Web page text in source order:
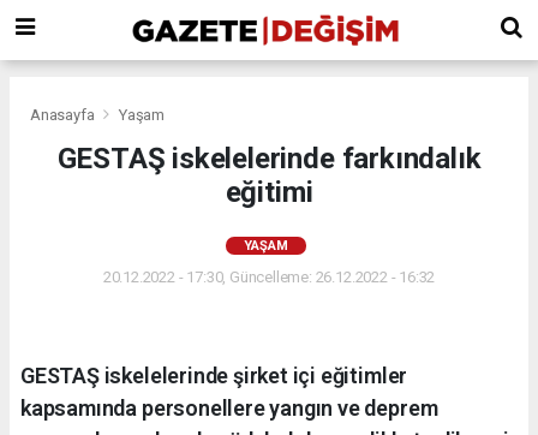
Anasayfa Yaşam
GESTAŞ iskelelerinde farkındalık
eğitimi
YAŞAM
20.12.2022 - 17:30, Güncelleme: 26.12.2022 - 16:32
GESTAŞ iskelelerinde şirket içi eğitimler
kapsamında personellere yangın ve deprem